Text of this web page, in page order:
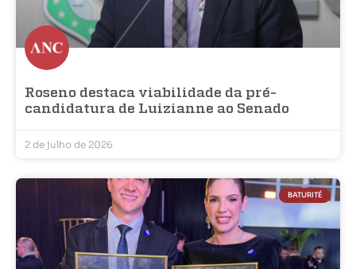
Roseno destaca viabilidade da pré-
candidatura de Luizianne ao Senado
2 de julho de 2026
BATURITÉ